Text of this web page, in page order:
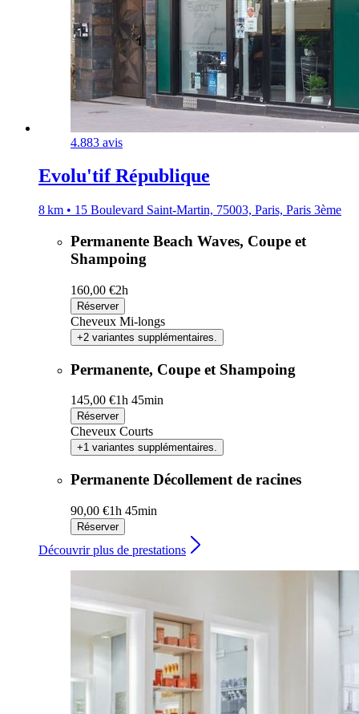
4.883 avis
Evolu'tif République
8 km • 15 Boulevard Saint-Martin, 75003, Paris, Paris 3ème
Permanente Beach Waves, Coupe et
Shampoing
160,00 €2h
Réserver
Cheveux Mi-longs
+2 variantes supplémentaires.
Permanente, Coupe et Shampoing
145,00 €1h 45min
Réserver
Cheveux Courts
+1 variantes supplémentaires.
Permanente Décollement de racines
90,00 €1h 45min
Réserver
Découvrir plus de prestations